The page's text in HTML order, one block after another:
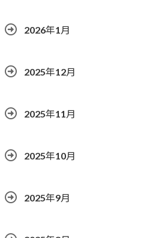
2026年1月
2025年12月
2025年11月
2025年10月
2025年9月